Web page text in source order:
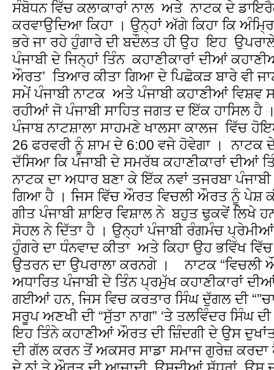
ਸੰਬੋਧਨ ਵਿੱਚ ਕਲਾਕਾਰਾਂ ਨਾਲ ਅਤੇ ਨਾਟਕ ਦੇ
ਕਰਵਾਉਦਿਆ ਕਿਹਾ । ਉਨ੍ਹਾਂ ਅੱਗੇ ਕਿਹਾ ਕਿ
ਭਰੇ ਜਾ ਰਹੇ ਹੁੰਗਾਰੇ ਦੀ ਬਦੌਲਤ ਹੀ ਉਹ ਇਹ
ਪੰਜਾਬੀ ਦੇ ਜਿਨ੍ਹਾਂ ਤਿੰਨ ਕਹਾਣੀਕਾਰਾਂ ਦੀਆਂ
ਔਰਤ’ ਤਿਆਰ ਕੀਤਾ ਗਿਆ ਦੇ ਪਿਛੋਕੜ ਬਾਰੇ ਵੀ
ਸਮੇਂ ਪੰਜਾਬੀ ਨਾਟਕ ਅਤੇ ਪੰਜਾਬੀ ਕਹਾਣੀਆਂ ਵਿਸ਼ਵ
ਰਹੀਆਂ ਜੋ ਪੰਜਾਬੀ ਸਾਹਿਤ ਜਗਤ ਦ‍ ਇੱਕ ਹਾਸਿਲ ਹੈ
ਪੰਜਾਬ ਨਾਟਸ਼ਾਲਾ ਸਾਹਮਣੇ ਖਾਲਸਾ ਕਾਲਜ ਵਿੱਚ
26 ਫਰਵਰੀ ਨੂੰ ਸ਼ਾਮ ਦੇ 6:00 ਵਜੇ ਹੋਵੇਗਾ । ਨਾਟਕ
ਦੱਸਿਆ ਕਿ ਪੰਜਾਬੀ ਦੇ ਸਮਰੱਥ ਕਹਾਣੀਕਾਰਾਂ ਦੀਆਂ
ਨਾਟਕ ਦਾ ਅਧਾਰ ਬਣਾ ਕੇ ਇੱਕ ਨਵਾਂ ਤਜਰਬਾ
ਗਿਆ ਹੈ । ਜਿਸ ਵਿੱਚ ਔਰਤ ਵਿਚਲੀ ਔਰਤ ਨੂੰ ਪੇਸ਼
ਗੀਤ ਪੰਜਾਬੀ ਸ਼ਾਇਰ ਵਿਸ਼ਾਲ ਨੇ ਬਹੁਤ ਢੁਕਵੇਂ ਲਿਖੇ
ਸੋਹਲ ਨੇ ਦਿੱਤਾ ਹੈ । ਉਨ੍ਹਾਂ ਪੰਜਾਬੀ ਰੰਗਮੰਚ
ਹੁੰਗਰੇ ਦ‍ਾ ਧੰਨਵਾਦ ਕੀਤਾ ਅਤੇ ਕਿਹਾ ਉਹ ਭਵਿੱਖ
ਉਤਰਨ ਦਾ ਉਪਰਾਲਾ ਕਰਨਗੇ । ਨਾਟਕ “ਵਿਚਲੀ
ਅਧਾਰਿਤ ਪੰਜਾਬੀ ਦੇ ਤਿੰਨ ਪ੍ਰਮੁੱਖ ਕਹਾਣੀਕਾਰਾਂ
ਗਈਆਂ ਹਨ, ਜਿਸ ਵਿਚ ਕਰਤਾਰ ਸਿੰਘ ਦੁੱਗਲ ਦੀ
ਸਰੂਪ ਅਣਖੀ ਦੀ “ਸੁੱਤਾ ਨਾਗ” ‘ਤੇ ਤਲਵਿੰਦਰ ਸਿੰਘ
ਇਹ ਤਿੰਨੇ ਕਹਾਣੀਆਂ ਔਰਤ ਦੀ ਜ਼ਿੰਦਗੀ ਦੇ ਉਸ
ਦੀ ਗੱਲ ਕਰਨ ਤੋਂ ਅਕਸਰ ਸਾਡਾ ਸਮਾਜ ਗੁਰੇਜ਼ ਕਰਦਾ